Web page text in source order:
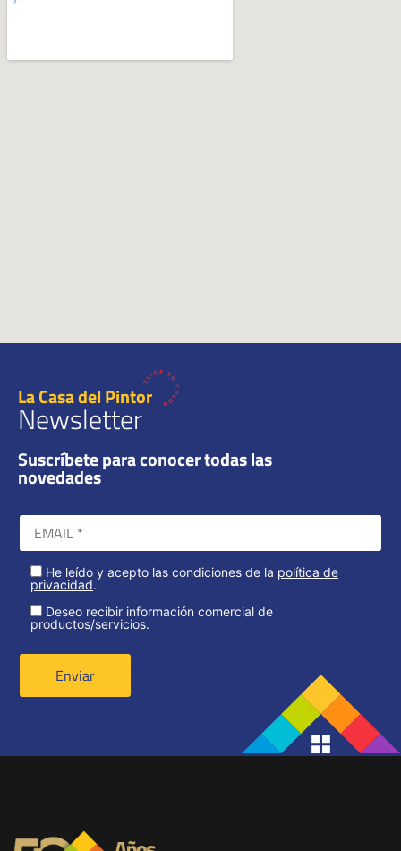
La Casa del Pintor
Newsletter
Suscríbete para conocer todas las
novedades
He leído y acepto las condiciones de la política de
privacidad.
Deseo recibir información comercial de
productos/servicios.